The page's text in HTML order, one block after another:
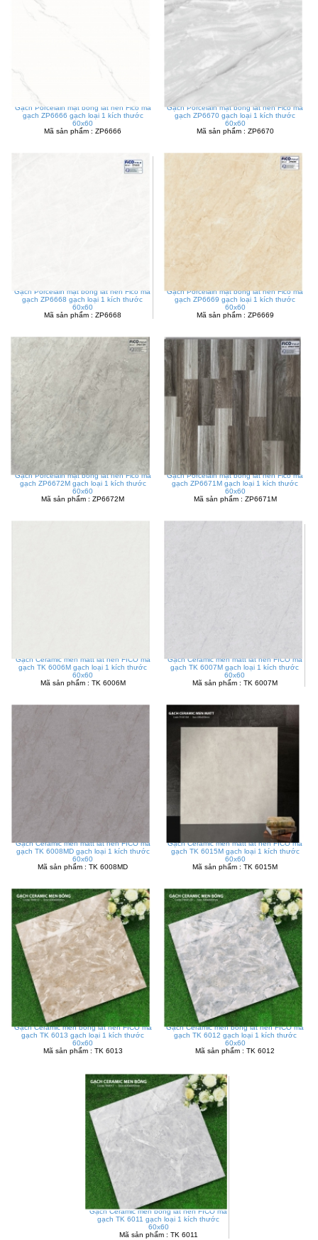
Gạch Porcelain mặt bóng lát nền Fico mã
gạch ZP6666 gạch loại 1 kích thước
60x60
Mã sản phẩm : ZP6666
Gạch Porcelain mặt bóng lát nền Fico mã
gạch ZP6670 gạch loại 1 kích thước
60x60
Mã sản phẩm : ZP6670
Gạch Porcelain mặt bóng lát nền Fico mã
gạch ZP6668 gạch loại 1 kích thước
60x60
Mã sản phẩm : ZP6668
Gạch Porcelain mặt bóng lát nền Fico mã
gạch ZP6669 gạch loại 1 kích thước
60x60
Mã sản phẩm : ZP6669
Gạch Porcelain mặt bóng lát nền Fico mã
gạch ZP6672M gạch loại 1 kích thước
60x60
Mã sản phẩm : ZP6672M
Gạch Porcelain mặt bóng lát nền Fico mã
gạch ZP6671M gạch loại 1 kích thước
60x60
Mã sản phẩm : ZP6671M
Gạch Ceramic men matt lát nền FICO mã
gạch TK 6006M gạch loại 1 kích thước
60x60
Mã sản phẩm : TK 6006M
Gạch Ceramic men matt lát nền FICO mã
gạch TK 6007M gạch loại 1 kích thước
60x60
Mã sản phẩm : TK 6007M
Gạch Ceramic men matt lát nền FICO mã
gạch TK 6008MD gạch loại 1 kích thước
60x60
Mã sản phẩm : TK 6008MD
Gạch Ceramic men matt lát nền FICO mã
gạch TK 6015M gạch loại 1 kích thước
60x60
Mã sản phẩm : TK 6015M
Gạch Ceramic men bóng lát nền FICO mã
gạch TK 6013 gạch loại 1 kích thước
60x60
Mã sản phẩm : TK 6013
Gạch Ceramic men bóng lát nền FICO mã
gạch TK 6012 gạch loại 1 kích thước
60x60
Mã sản phẩm : TK 6012
Gạch Ceramic men bóng lát nền FICO mã
gạch TK 6011 gạch loại 1 kích thước
60x60
Mã sản phẩm : TK 6011